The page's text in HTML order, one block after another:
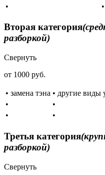
•
•
Вторая категория
разборкой)
Свернуть
от 1000 руб.
• замена тэна • другие виды
•
•
•
•
Третья категория
разборкой)
Свернуть